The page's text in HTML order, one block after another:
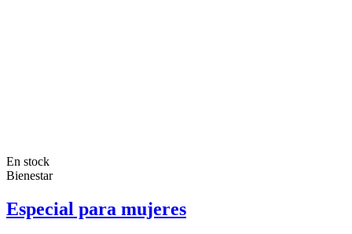
En stock
Bienestar
Especial para mujeres